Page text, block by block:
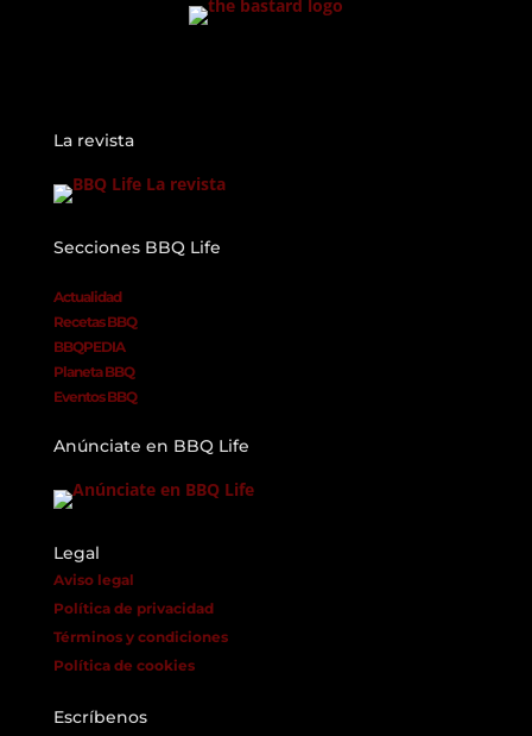
La revista
Secciones BBQ Life
Actualidad
Recetas BBQ
BBQPEDIA
Planeta BBQ
Eventos BBQ
Anúnciate en BBQ Life
Legal
Aviso legal
Política de privacidad
Términos y condiciones
Política de cookies
Escríbenos